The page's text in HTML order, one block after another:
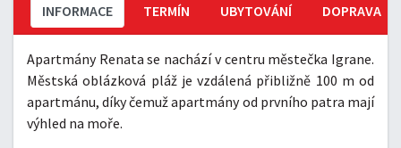
INFORMACE TERMÍN UBYTOVÁNÍ DOPRAVA
Apartmány Renata se nachází v centru městečka Igrane.
Městská oblázková pláž je vzdálená přibližně 100 m od
apartmánu, díky čemuž apartmány od prvního patra mají
výhled na moře.